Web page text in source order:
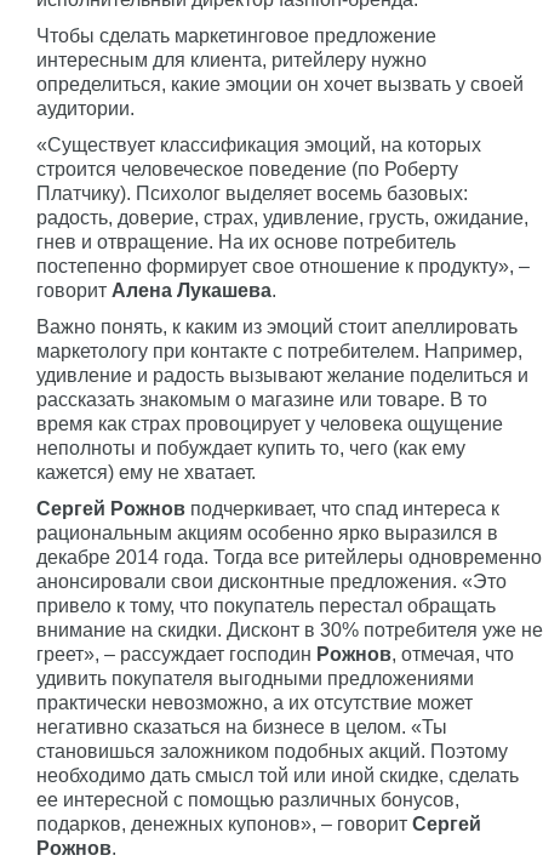
Чтобы сделать маркетинговое предложение
интересным для клиента, ритейлеру нужно
определиться, какие эмоции он хочет вызвать у своей
аудитории.
«Существует классификация эмоций, на которых
строится человеческое поведение (по Роберту
Платчику). Психолог выделяет восемь базовых:
радость, доверие, страх, удивление, грусть, ожидание,
гнев и отвращение. На их основе потребитель
постепенно формирует свое отношение к продукту», –
говорит Алена Лукашева.
Важно понять, к каким из эмоций стоит апеллировать
маркетологу при контакте с потребителем. Например,
удивление и радость вызывают желание поделиться и
рассказать знакомым о магазине или товаре. В то
время как страх провоцирует у человека ощущение
неполноты и побуждает купить то, чего (как ему
кажется) ему не хватает.
Сергей Рожнов подчеркивает, что спад интереса к
рациональным акциям особенно ярко выразился в
декабре 2014 года. Тогда все ритейлеры одновременно
анонсировали свои дисконтные предложения. «Это
привело к тому, что покупатель перестал обращать
внимание на скидки. Дисконт в 30% потребителя уже не
греет», – рассуждает господин Рожнов, отмечая, что
удивить покупателя выгодными предложениями
практически невозможно, а их отсутствие может
негативно сказаться на бизнесе в целом. «Ты
становишься заложником подобных акций. Поэтому
необходимо дать смысл той или иной скидке, сделать
ее интересной с помощью различных бонусов,
подарков, денежных купонов», – говорит Сергей
Рожнов.